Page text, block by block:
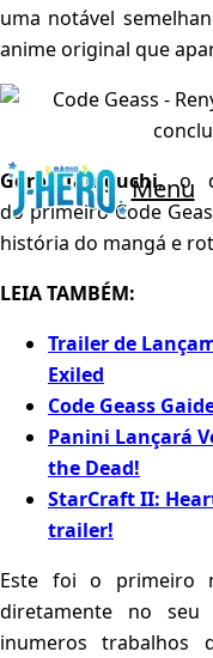
Menu
uma notável
anime original que
Goro Taniguchi, o
do primeiro Code
história do mangá e
LEIA TAMBÉM:
Trailer de
Exiled
Code Geass
Panini Lançará
the Dead!
StarCraft II:
trailer!
Este foi o primeiro
diretamente no
inumeros trabalhos